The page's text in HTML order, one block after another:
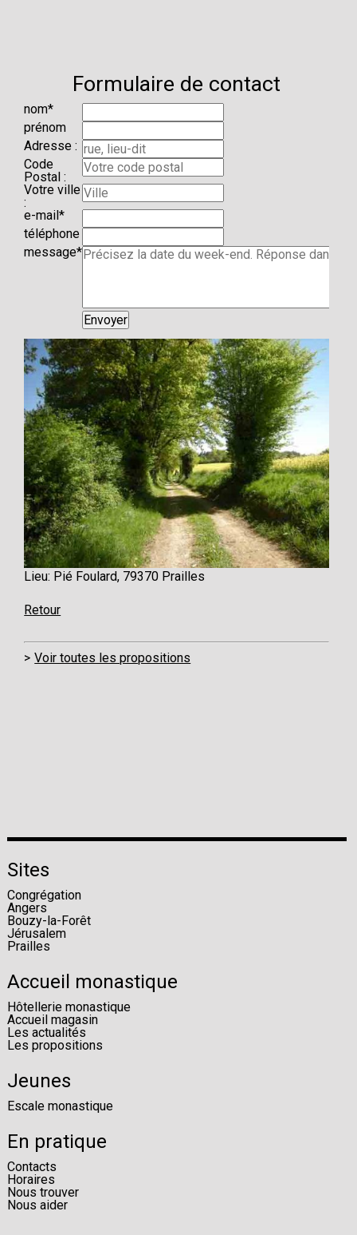
Formulaire de contact
Champ
obligatoire
nom*
prénom
Adresse :
Code
Postal :
Votre ville
:
Champ
obligatoire
e-mail*
téléphone
Champ
obligatoire
message*
Lieu: Pié Foulard, 79370 Prailles
Retour
Voir toutes les propositions
Sites
Congrégation
Angers
Bouzy-la-Forêt
Jérusalem
Prailles
Accueil monastique
Hôtellerie monastique
Accueil magasin
Les actualités
Les propositions
Jeunes
Escale monastique
En pratique
Contacts
Horaires
Nous trouver
Nous aider